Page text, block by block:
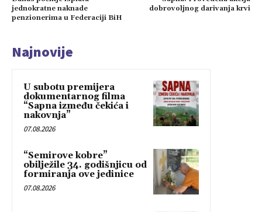
jednokratne naknade
penzionerima u Federaciji BiH
dobrovoljnog darivanja krvi
Najnovije
U subotu premijera
dokumentarnog filma
“Sapna između čekića i
nakovnja”
07.08.2026
“Semirove kobre”
obilježile 34. godišnjicu od
formiranja ove jedinice
07.08.2026